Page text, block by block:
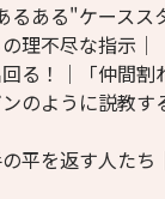
るある"ケースス
理不尽な指示│
る！│「仲間割
のように説教
平を返す人た